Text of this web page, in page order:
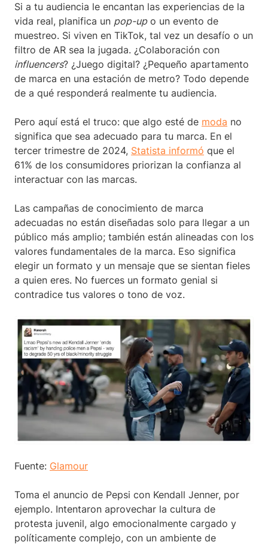
Si a tu audiencia le encantan las experiencias de la
vida real, planifica un pop-upo un evento de
muestreo. Si viven en TikTok, tal vez un desafío o un
filtro de AR sea la jugada. ¿Colaboración con
influencers? ¿Juego digital? ¿Pequeño apartamento
de marca en una estación de metro? Todo depende
de a qué responderá realmente tu audiencia.
Pero aquí está el truco: que algo esté de moda no
significa que sea adecuado para tu marca. En el
tercer trimestre de 2024, Statista informó que el
61% de los consumidores priorizan la confianza al
interactuar con las marcas.
Las campañas de conocimiento de marca
adecuadas no están diseñadas solo para llegar a un
público más amplio; también están alineadas con los
valores fundamentales de la marca. Eso significa
elegir un formato y un mensaje que se sientan fieles
a quien eres. No fuerces un formato genial si
contradice tus valores o tono de voz.
Fuente: Glamour
Toma el anuncio de Pepsi con Kendall Jenner, por
ejemplo. Intentaron aprovechar la cultura de
protesta juvenil, algo emocionalmente cargado y
políticamente complejo, con un ambiente de